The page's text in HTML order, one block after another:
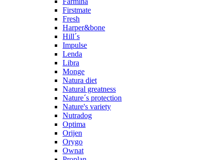
Firstmate
Fresh
Harper&bone
Hill´s
Impulse
Lenda
Libra
Monge
Natura diet
Natural greatness
Nature´s protection
Nature's variety
Nutradog
Optima
Orijen
Orygo
Ownat